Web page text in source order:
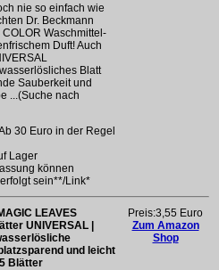
nie so einfach wie
Dr. Beckmann
COLOR Waschmittel-
Duft! Auch
Blatt
Sauberkeit und
...(Suche nach
30 Euro in der Regel
Lager
können
sein**/Link*
LEAVES
UNIVERSAL |
und leicht
Blätter
Preis:3,55 Euro
Zum Amazon
Shop